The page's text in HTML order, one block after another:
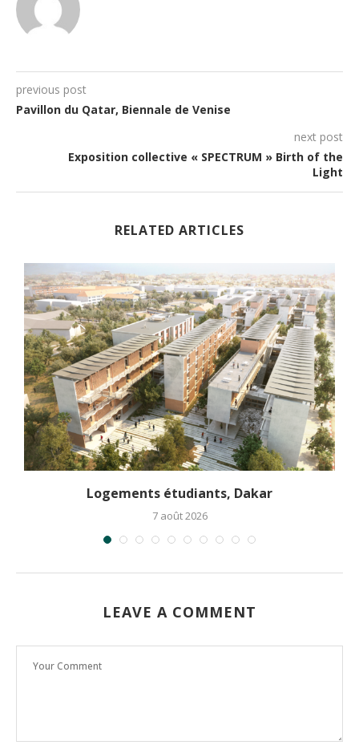
previous post
Pavillon du Qatar, Biennale de Venise
next post
Exposition collective « SPECTRUM » Birth of the
Light
RELATED ARTICLES
Logements étudiants, Dakar
7 août 2026
LEAVE A COMMENT